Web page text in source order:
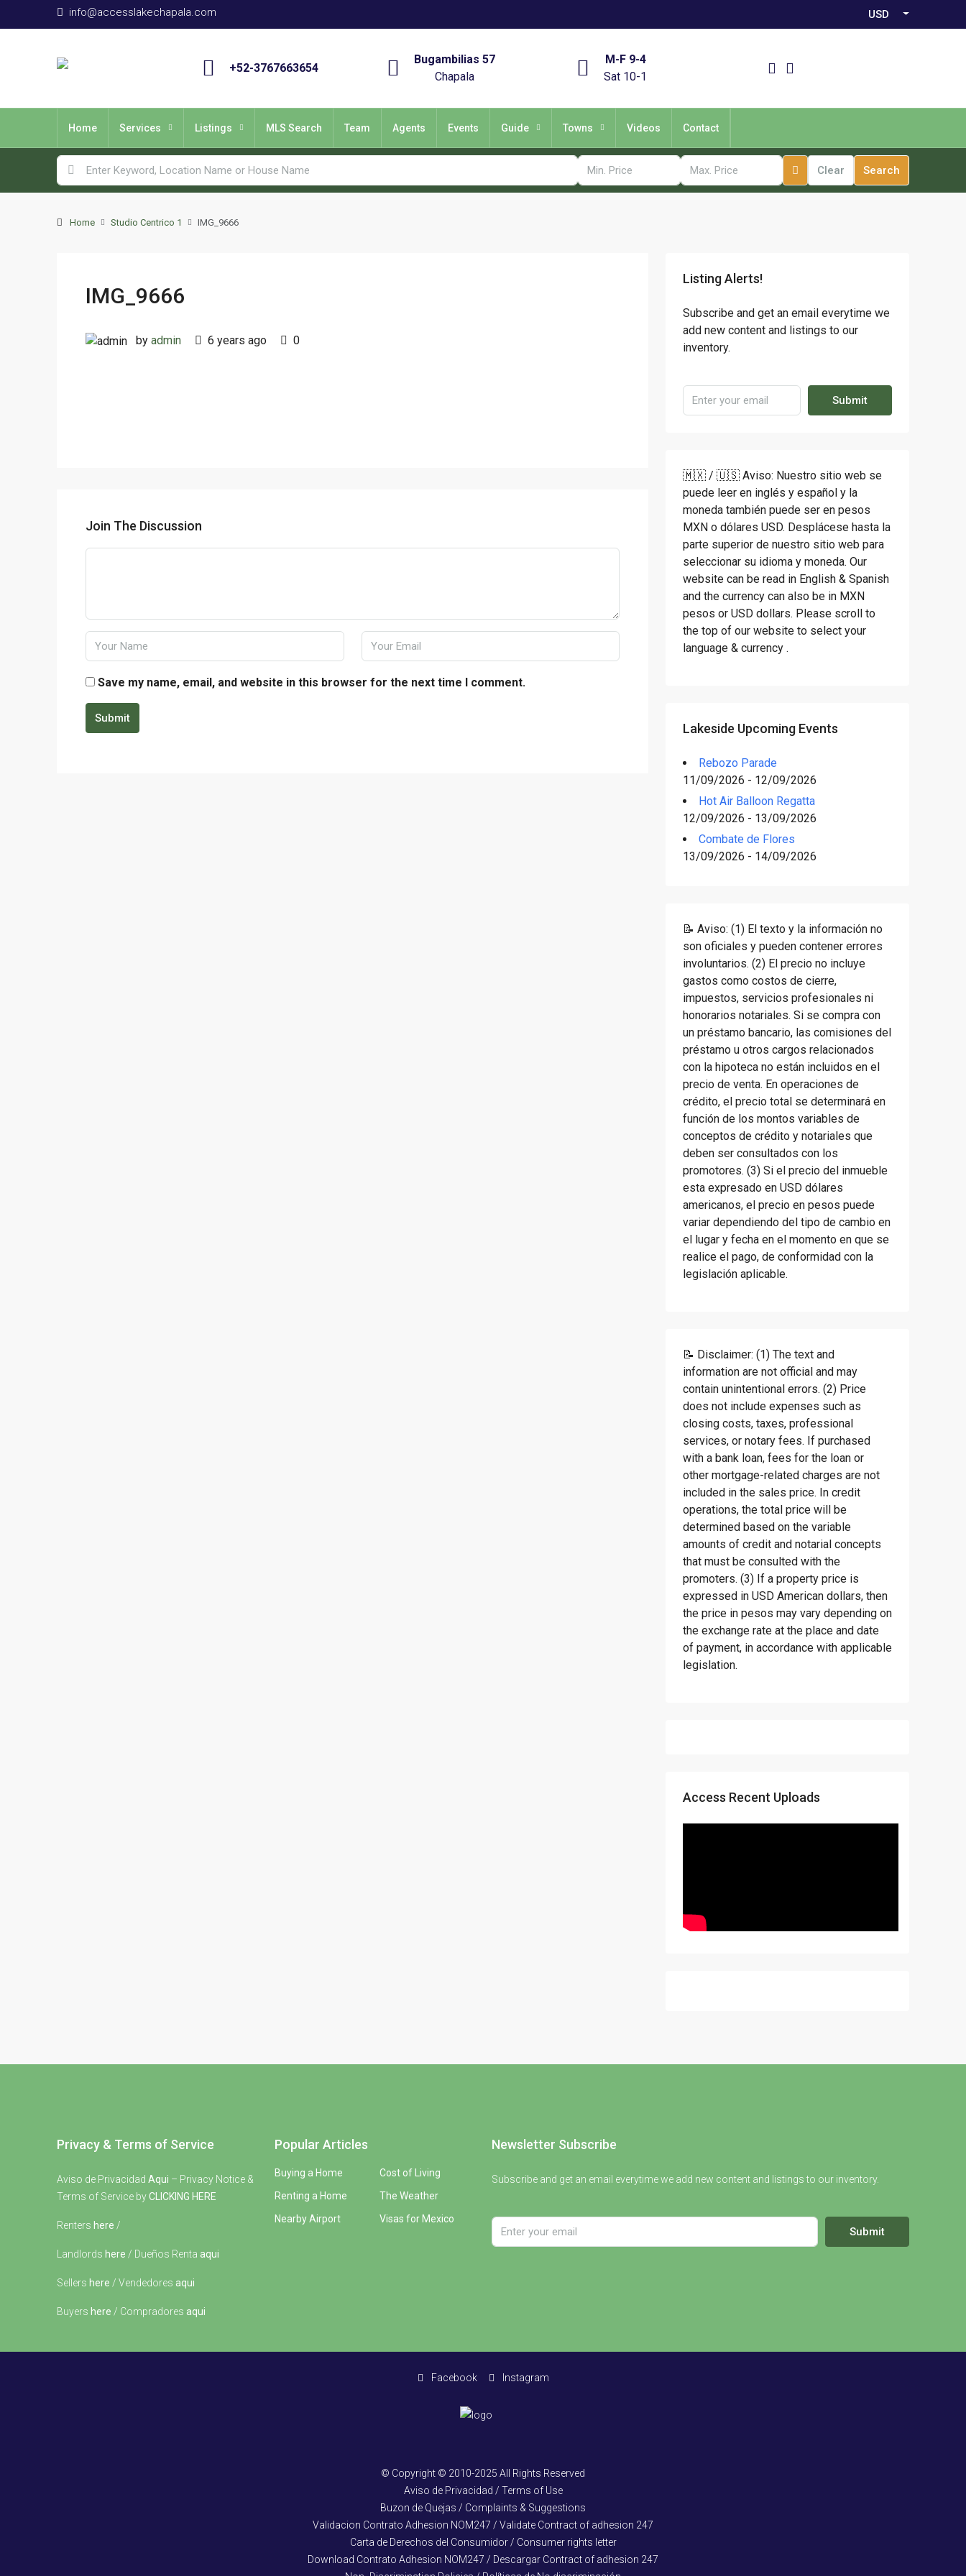
info@accesslakechapala.com USD
+52-3767663654
Bugambilias 57
Chapala
M-F 9-4
Sat 10-1
Home Services Listings MLS Search Team Agents Events Guide Towns Videos Contact
Clear Search
Home Studio Centrico 1 IMG_9666
IMG_9666
by admin 6 years ago 0
Join The Discussion
Save my name, email, and website in this browser for the next time I comment.
Submit
Listing Alerts!
Subscribe and get an email everytime we
add new content and listings to our
inventory.
Submit
🇲🇽 / 🇺🇸 Aviso: Nuestro sitio web se
puede leer en inglés y español y la
moneda también puede ser en pesos
MXN o dólares USD. Desplácese hasta la
parte superior de nuestro sitio web para
seleccionar su idioma y moneda. Our
website can be read in English & Spanish
and the currency can also be in MXN
pesos or USD dollars. Please scroll to
the top of our website to select your
language & currency .
Lakeside Upcoming Events
Rebozo Parade
11/09/2026 - 12/09/2026
Hot Air Balloon Regatta
12/09/2026 - 13/09/2026
Combate de Flores
13/09/2026 - 14/09/2026
📝 Aviso: (1) El texto y la información no
son oficiales y pueden contener errores
involuntarios. (2) El precio no incluye
gastos como costos de cierre,
impuestos, servicios profesionales ni
honorarios notariales. Si se compra con
un préstamo bancario, las comisiones del
préstamo u otros cargos relacionados
con la hipoteca no están incluidos en el
precio de venta. En operaciones de
crédito, el precio total se determinará en
función de los montos variables de
conceptos de crédito y notariales que
deben ser consultados con los
promotores. (3) Si el precio del inmueble
esta expresado en USD dólares
americanos, el precio en pesos puede
variar dependiendo del tipo de cambio en
el lugar y fecha en el momento en que se
realice el pago, de conformidad con la
legislación aplicable.
📝 Disclaimer: (1) The text and
information are not official and may
contain unintentional errors. (2) Price
does not include expenses such as
closing costs, taxes, professional
services, or notary fees. If purchased
with a bank loan, fees for the loan or
other mortgage-related charges are not
included in the sales price. In credit
operations, the total price will be
determined based on the variable
amounts of credit and notarial concepts
that must be consulted with the
promoters. (3) If a property price is
expressed in USD American dollars, then
the price in pesos may vary depending on
the exchange rate at the place and date
of payment, in accordance with applicable
legislation.
Access Recent Uploads
Privacy & Terms of Service
Aviso de Privacidad Aqui – Privacy Notice &
Terms of Service byCLICKING HERE
Renters here /
Landlords here / Dueños Renta aqui
Sellers here / Vendedores aqui
Buyers here / Compradores aqui
Popular Articles
Buying a Home
Renting a Home
Nearby Airport
Cost of Living
The Weather
Visas for Mexico
Newsletter Subscribe
Subscribe and get an email everytime we add new content and listings to our inventory.
Submit
Facebook Instagram
© Copyright © 2010-2025 All Rights Reserved
Aviso de Privacidad / Terms of Use
Buzon de Quejas / Complaints & Suggestions
Validacion Contrato Adhesion NOM247 / Validate Contract of adhesion 247
Carta de Derechos del Consumidor / Consumer rights letter
Download Contrato Adhesion NOM247 / Descargar Contract of adhesion 247